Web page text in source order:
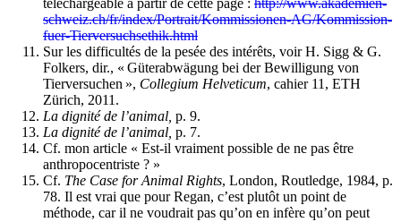
téléchargeable à partir de cette page : http://www.akademien-
schweiz.ch/fr/index/Portrait/Kommissionen-AG/Kommission-
fuer-Tierversuchsethik.html
Sur les difficultés de la pesée des intérêts, voir H. Sigg & G.
Folkers, dir., « Güterabwägung bei der Bewilligung von
Tierversuchen », Collegium Helveticum, cahier 11, ETH
Zürich, 2011.
La dignité de l’animal, p. 9.
La dignité de l’animal, p. 7.
Cf. mon article « Est-il vraiment possible de ne pas être
anthropocentriste ? »
Cf. The Case for Animal Rights, London, Routledge, 1984, p.
78. Il est vrai que pour Regan, c’est plutôt un point de
méthode, car il ne voudrait pas qu’on en infère qu’on peut